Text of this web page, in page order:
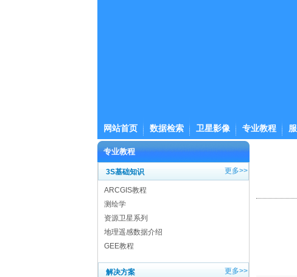
网站首页 数据检索 卫星影像 专业教程
专业教程
3S基础知识 更多>>
ARCGIS教程
测绘学
资源卫星系列
地理遥感数据介绍
GEE教程
解决方案 更多>>